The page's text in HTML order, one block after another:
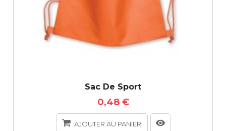
Sac De Sport
0,48 €
AJOUTER AU PANIER